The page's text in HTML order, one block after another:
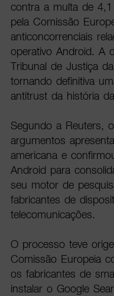
contra a multa de
pela Comissão
anticoncorrenciais
operativo Android. A
Tribunal de Justiça
tornando definitiva
antitrust da história
Segundo a Reuters,
argumentos
americana e
Android para
seu motor de
fabricantes de
telecomunicações.
O processo teve
Comissão Europeia
os fabricantes de
instalar o Google